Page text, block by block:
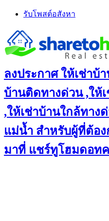
Skip
content
รับโพสต์อสังหา
ลงประกาศ ให้เช่าบ้
บ้านติดทางด่วน ,ให้
,ให้เช่าบ้านใกล้ทาง
แม่น้ำ สำหรับผู้ที่ต้อ
มาที่ แชร์ทูโฮมดอท